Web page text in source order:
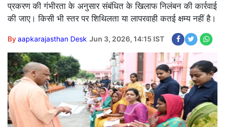
प्रकरण की गंभीरता के अनुसार संबंधित के खिलाफ निलंबन की कार्रवाई
की जाए। किसी भी स्तर पर शिथिलता या लापरवाही कतई क्षम्य नहीं है।
Byaapkarajasthan Desk Jun 3, 2026, 14:15 IST